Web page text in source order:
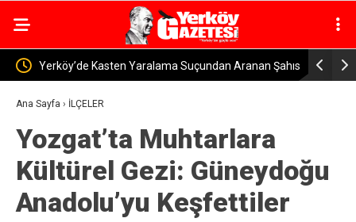
Aranan Şahıs Yozgat’ta Depremzedelere Yeni Evler Teslim
Ediliyor
Ana Sayfa › İLÇELER
Yozgat’ta Muhtarlara
Kültürel Gezi: Güneydoğu
Anadolu’yu Keşfettiler